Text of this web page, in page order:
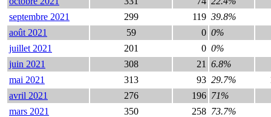
septembre 2021
299 119 39.8%
août 2021
59 0 0%
juillet 2021
201 0 0%
juin 2021
308 21
6.8%
mai 2021
313 93 29.7%
avril 2021
276 196 71%
mars 2021
350 258 73.7%